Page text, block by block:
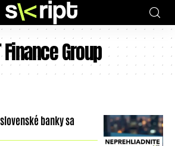
Finance Group
slovenské banky sa